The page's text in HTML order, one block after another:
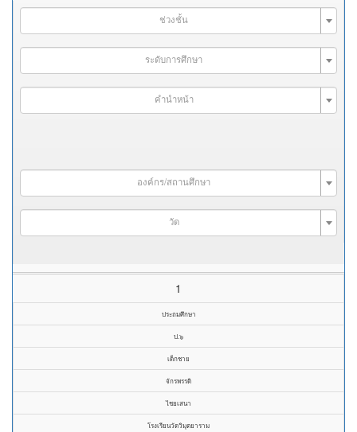
ช่วงชั้น
ระดับการศึกษา
คำนำหน้า
องค์กร/สถานศึกษา
วัด
1
ประถมศึกษา
ป.๖
เด็กชาย
จักรพรรดิ
ไชยเสนา
โรงเรียนวัดวิมุตยาราม